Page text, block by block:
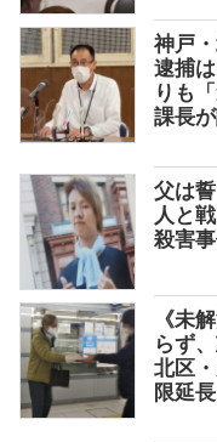
神戸
逮捕
りも
課長
父は
人と
殺害
《未
らず
北区
限延長